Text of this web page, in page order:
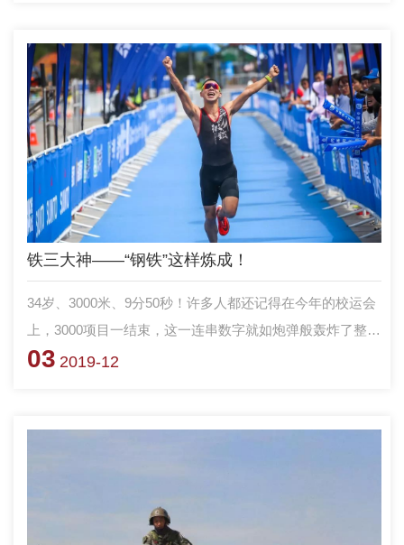
解，模糊不了他脑海中父辈那段炮火连天的战场历程。此
刻，已成长为一名革命军人的他，正追寻父辈的初心，定位
自己的军旅坐标。
铁三大神——“钢铁”这样炼成！
34岁、3000米、9分50秒！许多人都还记得在今年的校运会
上，3000项目一结束，这一连串数字就如炮弹般轰炸了整个
赛场。 据说，他是“铁人三项”业内大神！据说，他是“军二
03 2019-12